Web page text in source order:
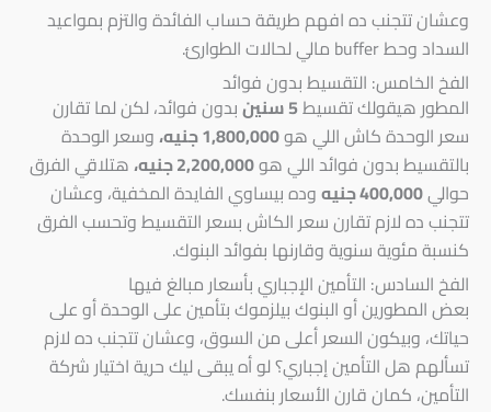
وعشان تتجنب ده افهم طريقة حساب الفائدة والتزم بمواعيد
السداد وحط buffer مالي لحالات الطوارئ.
الفخ الخامس: التقسيط بدون فوائد
المطور هيقولك تقسيط5 سنين
بدون فوائد، لكن لما تقارن
سعر الوحدة كاش اللي هو1,800,000 جنيه،
وسعر الوحدة
بالتقسيط بدون فوائد اللي هو2,200,000 جنيه،
هتلاقي الفرق
حوالي400,000 جنيه
وده بيساوي الفايدة المخفية، وعشان
تتجنب ده لازم تقارن سعر الكاش بسعر التقسيط وتحسب الفرق
كنسبة مئوية سنوية وقارنها بفوائد البنوك.
الفخ السادس: التأمين الإجباري بأسعار مبالغ فيها
بعض المطورين أو البنوك بيلزموك بتأمين على الوحدة أو على
حياتك، وبيكون السعر أعلى من السوق، وعشان تتجنب ده لازم
تسألهم هل التأمين إجباري؟ لو أه يبقى ليك حرية اختيار شركة
التأمين، كمان قارن الأسعار بنفسك.